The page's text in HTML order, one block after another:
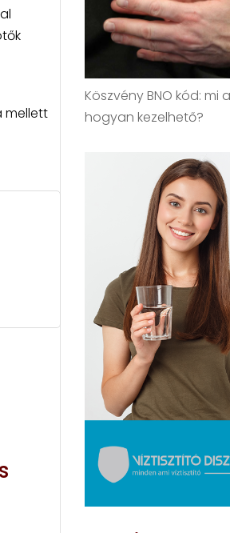
mellett
Köszvény BNO kód: mi
hogyan kezelhető?